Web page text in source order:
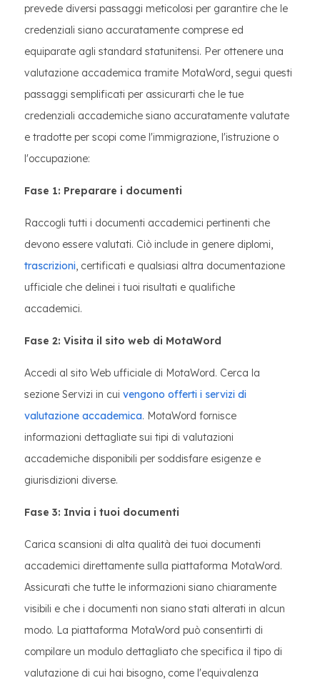
prevede diversi passaggi meticolosi per garantire che le
credenziali siano accuratamente comprese ed
equiparate agli standard statunitensi. Per ottenere una
valutazione accademica tramite MotaWord, segui questi
passaggi semplificati per assicurarti che le tue
credenziali accademiche siano accuratamente valutate
e tradotte per scopi come l'immigrazione, l'istruzione o
l'occupazione:
Fase 1: Preparare i documenti
Raccogli tutti i documenti accademici pertinenti che
devono essere valutati. Ciò include in genere diplomi,
trascrizioni, certificati e qualsiasi altra documentazione
ufficiale che delinei i tuoi risultati e qualifiche
accademici.
Fase 2: Visita il sito web di MotaWord
Accedi al sito Web ufficiale di MotaWord. Cerca la
sezione Servizi in cui vengono offerti i servizi di
valutazione accademica. MotaWord fornisce
informazioni dettagliate sui tipi di valutazioni
accademiche disponibili per soddisfare esigenze e
giurisdizioni diverse.
Fase 3: Invia i tuoi documenti
Carica scansioni di alta qualità dei tuoi documenti
accademici direttamente sulla piattaforma MotaWord.
Assicurati che tutte le informazioni siano chiaramente
visibili e che i documenti non siano stati alterati in alcun
modo. La piattaforma MotaWord può consentirti di
compilare un modulo dettagliato che specifica il tipo di
valutazione di cui hai bisogno, come l'equivalenza